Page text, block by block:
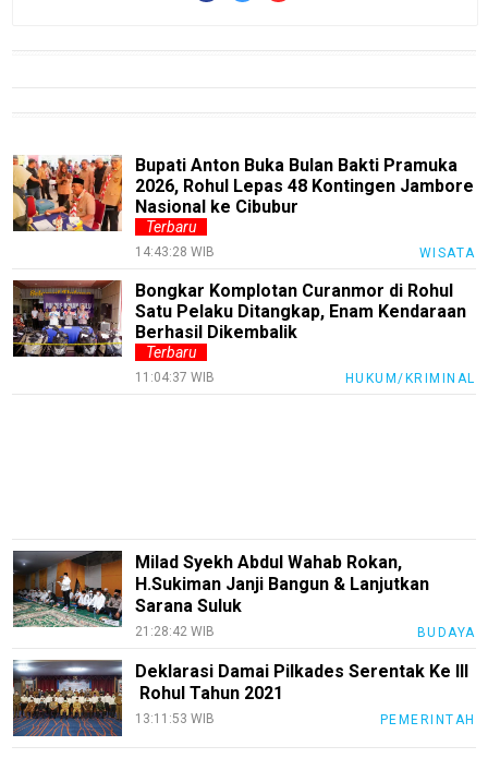
Bupati Anton Buka Bulan Bakti Pramuka
2026, Rohul Lepas 48 Kontingen Jambore
Nasional ke Cibubur
Terbaru
14:43:28 WIB WISATA
Bongkar Komplotan Curanmor di Rohul
Satu Pelaku Ditangkap, Enam Kendaraan
Berhasil Dikembalik
Terbaru
11:04:37 WIB HUKUM/KRIMINAL
Milad Syekh Abdul Wahab Rokan,
H.Sukiman Janji Bangun & Lanjutkan
Sarana Suluk
21:28:42 WIB BUDAYA
Deklarasi Damai Pilkades Serentak Ke III
Rohul Tahun 2021
13:11:53 WIB PEMERINTAH
Sport
TeknoPedia
Blog
Guide
Automotive
Guide
TeknoGame
Economy
Recipes
Loker